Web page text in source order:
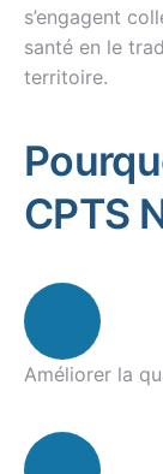
s’engagent
santé en le
territoire.
CPTS
Améliorer la